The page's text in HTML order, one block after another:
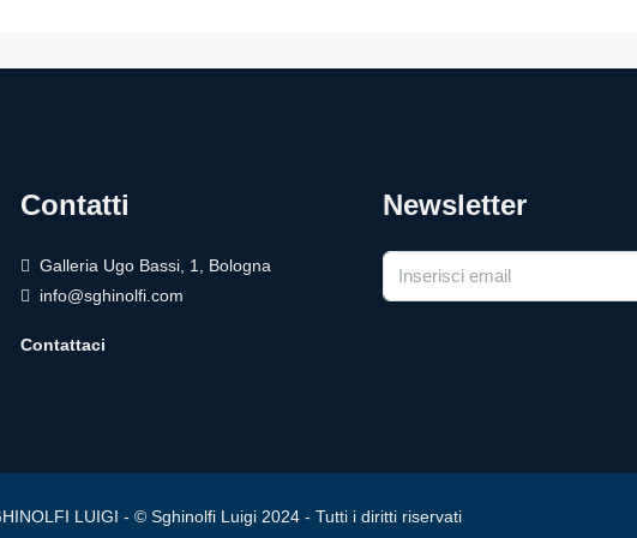
Contatti
Galleria Ugo Bassi, 1, Bologna
info@sghinolfi.com
Contattaci
Newsletter
LUIGI - © Sghinolfi Luigi 2024 - Tutti i diritti riservati